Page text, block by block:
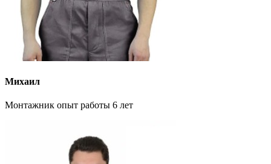
Михаил
Монтажник опыт работы 6 лет